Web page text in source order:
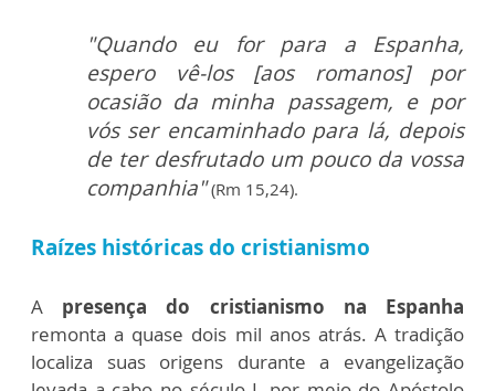
"Quando eu for para a Espanha,
espero vê-los [aos romanos] por
ocasião da minha passagem, e por
vós ser encaminhado para lá, depois
de ter desfrutado um pouco da vossa
companhia"(Rm 15,24).
Raízes históricas do cristianismo
A presença do cristianismo na Espanha
remonta a quase dois mil anos atrás. A tradição
localiza suas origens durante a evangelização